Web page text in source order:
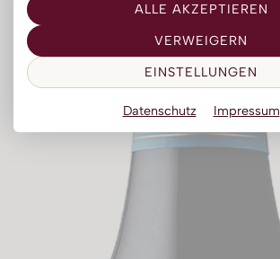
ALLE AKZEPTIEREN
VERWEIGERN
EINSTELLUNGEN
Datenschutz Impressum
Gin
Grappa | Tresterbrand
Likör
Obstbrand
Brandy | Weinbrand
Low Alc - Stillwein
Mavrio
Silentium